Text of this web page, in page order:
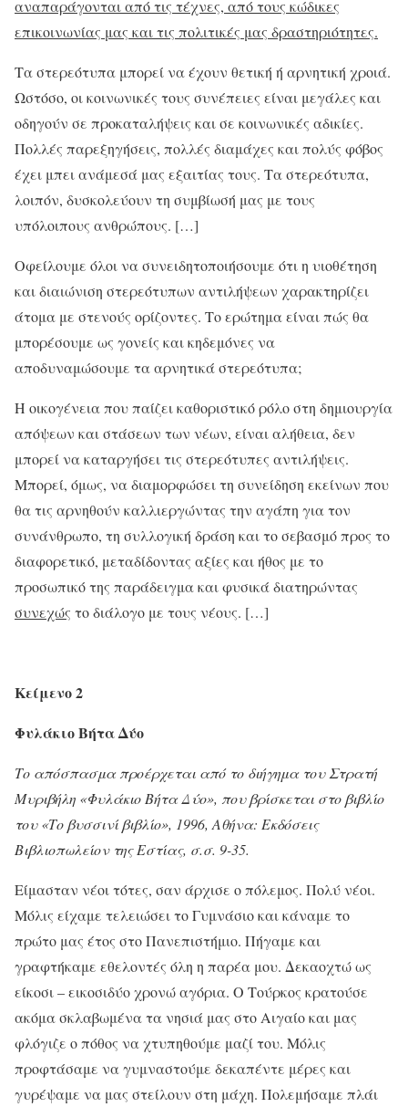
αναπαράγονται από τις τέχνες, από τους κώδικες
επικοινωνίας μας και τις πολιτικές μας δραστηριότητες.
Τα στερεότυπα μπορεί να έχουν θετική ή αρνητική χροιά.
Ωστόσο, οι κοινωνικές τους συνέπειες είναι μεγάλες και
οδηγούν σε προκαταλήψεις και σε κοινωνικές αδικίες.
Πολλές παρεξηγήσεις, πολλές διαμάχες και πολύς φόβος
έχει μπει ανάμεσά μας εξαιτίας τους. Τα στερεότυπα,
λοιπόν, δυσκολεύουν τη συμβίωσή μας με τους
υπόλοιπους ανθρώπους. […]
Οφείλουμε όλοι να συνειδητοποιήσουμε ότι η υιοθέτηση
και διαιώνιση στερεότυπων αντιλήψεων χαρακτηρίζει
άτομα με στενούς ορίζοντες. Το ερώτημα είναι πώς θα
μπορέσουμε ως γονείς και κηδεμόνες να
αποδυναμώσουμε τα αρνητικά στερεότυπα;
Η οικογένεια που παίζει καθοριστικό ρόλο στη δημιουργία
απόψεων και στάσεων των νέων, είναι αλήθεια, δεν
μπορεί να καταργήσει τις στερεότυπες αντιλήψεις.
Μπορεί, όμως, να διαμορφώσει τη συνείδηση εκείνων που
θα τις αρνηθούν καλλιεργώντας την αγάπη για τον
συνάνθρωπο, τη συλλογική δράση και το σεβασμό προς το
διαφορετικό, μεταδίδοντας αξίες και ήθος με το
προσωπικό της παράδειγμα και φυσικά διατηρώντας
συνεχώς το διάλογο με τους νέους. […]
Κείμενο 2
Φυλάκιο Βήτα Δύο
Το απόσπασμα προέρχεται από το διήγημα του Στρατή
Μυριβήλη «Φυλάκιο Βήτα Δύο», που βρίσκεται στο βιβλίο
του «Το βυσσινί βιβλίο», 1996, Αθήνα: Εκδόσεις
Βιβλιοπωλείον της Εστίας, σ.σ. 9-35.
Είμασταν νέοι τότες, σαν άρχισε ο πόλεμος. Πολύ νέοι.
Μόλις είχαμε τελειώσει το Γυμνάσιο και κάναμε το
πρώτο μας έτος στο Πανεπιστήμιο. Πήγαμε και
γραφτήκαμε εθελοντές όλη η παρέα μου. Δεκαοχτώ ως
είκοσι – εικοσιδύο χρονώ αγόρια. Ο Τούρκος κρατούσε
ακόμα σκλαβωμένα τα νησιά μας στο Αιγαίο και μας
φλόγιζε ο πόθος να χτυπηθούμε μαζί του. Μόλις
προφτάσαμε να γυμναστούμε δεκαπέντε μέρες και
γυρέψαμε να μας στείλουν στη μάχη. Πολεμήσαμε πλάι